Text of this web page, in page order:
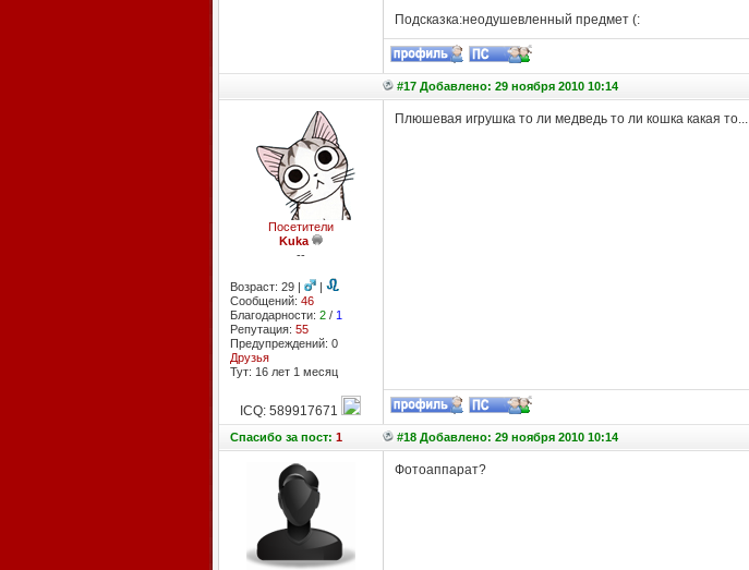
Подсказка:неодушевленный предмет (:
#17 Добавлено: 29 ноября 2010 10:14
Посетители
Kuka
--
Возраст: 29 |
|
Сообщений: 46
Благодарности: 2/ 1
Репутация: 55
Предупреждений: 0
Друзья
Тут: 16 лет 1 месяц
Плюшевая игрушка то ли медведь то ли кошка какая то...
ICQ: 589917671
Спасибоза пост: 1 #18 Добавлено: 29 ноября 2010 10:14
Фотоаппарат?